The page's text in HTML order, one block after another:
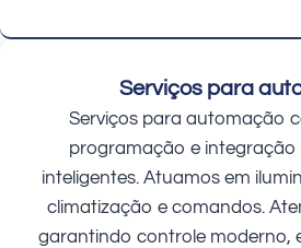
Serviços para
Serviços para automação
programação e integração
inteligentes. Atuamos em
climatização e comandos.
garantindo controle moderno,